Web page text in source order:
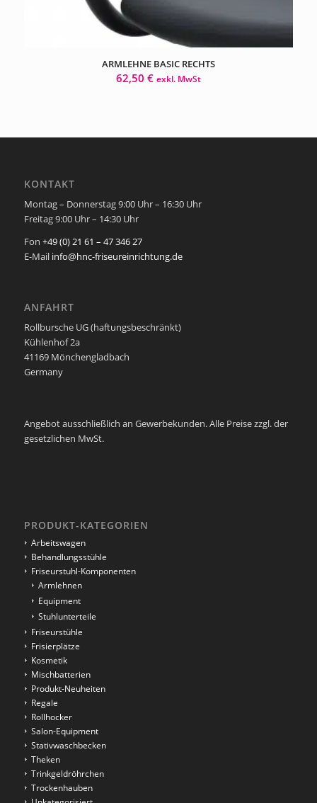
ARMLEHNE BASIC RECHTS
62,50 € exkl. MwSt
KONTAKT
Montag – Donnerstag 9:00 Uhr – 16:30 Uhr
Freitag 9:00 Uhr – 14:30 Uhr
Fon +49 (0) 21 61 – 47 346 27
E-Mail info@hnc-friseureinrichtung.de
ANFAHRT
Rollbursche UG (haftungsbeschränkt)
Kühlenhof 2a
41169 Mönchengladbach
Germany
Angebot ausschließlich an Gewerbekunden. Alle Preise zzgl. der
gesetzlichen MwSt.
PRODUKT-KATEGORIEN
Arbeitswagen
Behandlungsstühle
Friseurstuhl-Komponenten
Armlehnen
Equipment
Stuhlunterteile
Friseurstühle
Frisierplätze
Kosmetik
Mischbatterien
Produkt-Neuheiten
Regale
Rollhocker
Salon-Equipment
Stativwaschbecken
Theken
Trinkgeldröhrchen
Trockenhauben